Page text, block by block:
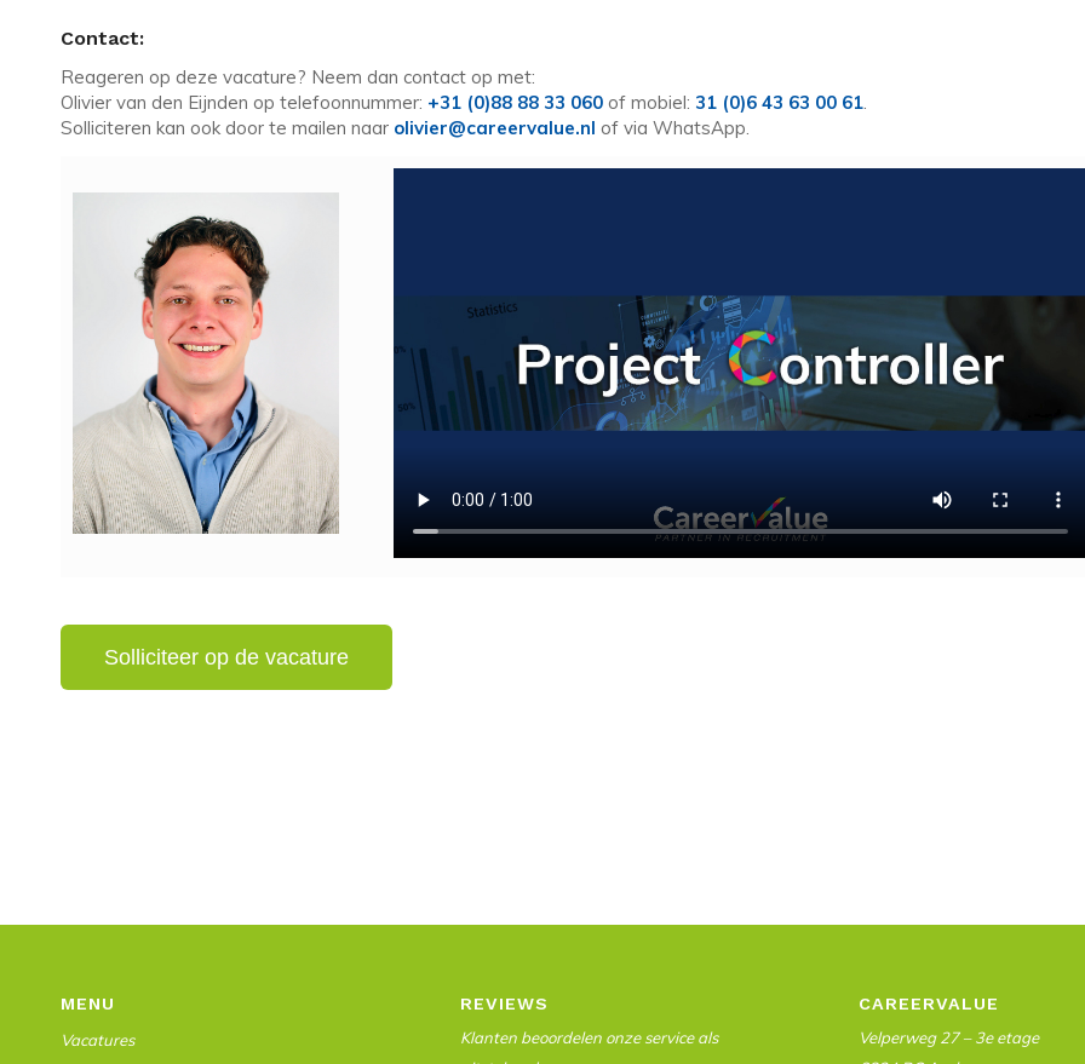
Contact:
Reageren op deze vacature? Neem dan contact op met:
Olivier van den Eijnden op telefoonnummer: +31 (0)88 88 33 060 of mobiel: 31 (0)6 43 63 00 61.
Solliciteren kan ook door te mailen naar olivier@careervalue.nl of via WhatsApp.
MENU
Vacatures
REVIEWS
Klanten beoordelen onze service als
CAREERVALUE
Velperweg 27 – 3e etage